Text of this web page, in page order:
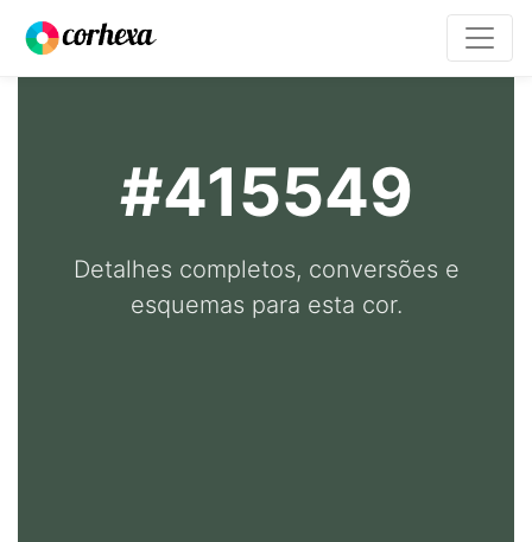
#415549
Detalhes completos, conversões e
esquemas para esta cor.